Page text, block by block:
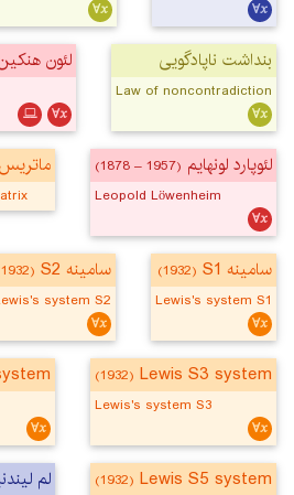
بنداشت ناپادگویی
Law of noncontradiction
لئون
لئوپارد لونهایم (1878 – 1957)
Leopold Löwenheim
سامینه S1
(1932)
Lewis's system S1
سامینه S2
system S2
Lewis S3 system
(1932)
Lewis's system S3
Lewis S5 system
(1932)
لم